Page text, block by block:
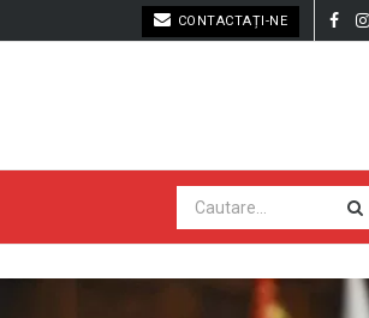
CONTACTAȚI-NE